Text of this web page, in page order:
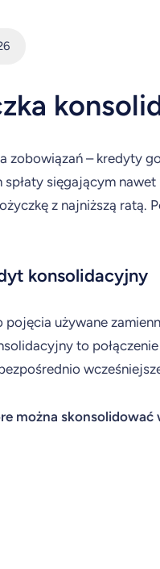
zobowiązań – kredyty
sięgającym
z najniższą ratą.
konsolidacyjny
używane
to
można skonsolidować